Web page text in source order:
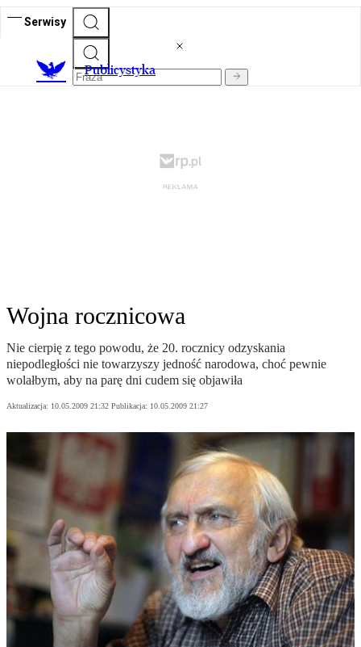
Serwisy
Publicystyka
Wojna rocznicowa
Nie cierpię z tego powodu, że 20. rocznicy odzyskania
niepodległości nie towarzyszy jedność narodowa, choć pewnie
wolałbym, aby na parę dni cudem się objawiła
Aktualizacja: 10.05.2009 21:32 Publikacja: 10.05.2009 21:27